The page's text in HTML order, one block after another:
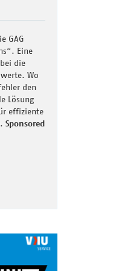
GAG
Eine
die
Wo
den
Lösung
effiziente
Sponsored